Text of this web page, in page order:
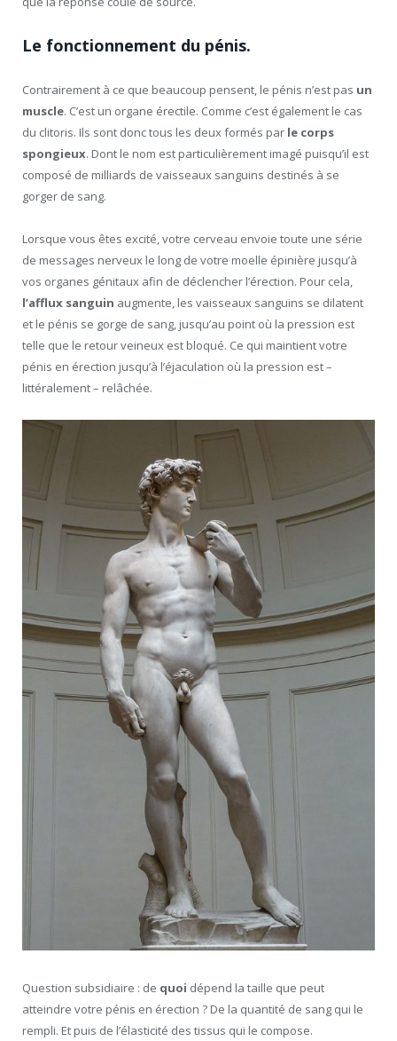
Le fonctionnement du pénis.
Contrairement à ce que beaucoup pensent, le pénis n’est pas un
muscle. C’est un organe érectile. Comme c’est également le cas
du clitoris. Ils sont donc tous les deux formés par le corps
spongieux. Dont le nom est particulièrement imagé puisqu’il est
composé de milliards de vaisseaux sanguins destinés à se
gorger de sang.
Lorsque vous êtes excité, votre cerveau envoie toute une série
de messages nerveux le long de votre moelle épinière jusqu’à
vos organes génitaux afin de déclencher l’érection. Pour cela,
l’afflux sanguin augmente, les vaisseaux sanguins se dilatent
et le pénis se gorge de sang, jusqu’au point où la pression est
telle que le retour veineux est bloqué. Ce qui maintient votre
pénis en érection jusqu’à l’éjaculation où la pression est –
littéralement – relâchée.
Question subsidiaire : de quoi dépend la taille que peut
atteindre votre pénis en érection ? De la quantité de sang qui le
rempli. Et puis de l’élasticité des tissus qui le compose.